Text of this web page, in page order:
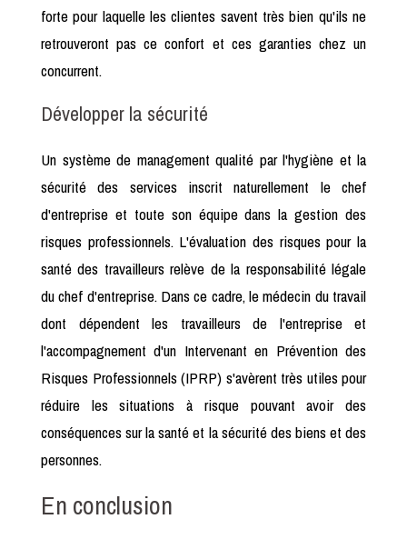
forte pour laquelle les clientes savent très bien qu'ils ne
retrouveront pas ce confort et ces garanties chez un
concurrent.
Développer la sécurité
Un système de management qualité par l'hygiène et la
sécurité des services inscrit naturellement le chef
d'entreprise et toute son équipe dans la gestion des
risques professionnels. L'évaluation des risques pour la
santé des travailleurs relève de la responsabilité légale
du chef d'entreprise. Dans ce cadre, le médecin du travail
dont dépendent les travailleurs de l'entreprise et
l'accompagnement d'un Intervenant en Prévention des
Risques Professionnels (IPRP) s'avèrent très utiles pour
réduire les situations à risque pouvant avoir des
conséquences sur la santé et la sécurité des biens et des
personnes.
En conclusion